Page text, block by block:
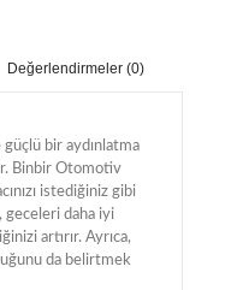
Değerlendirmeler (0)
bir aydınlatma
Binbir Otomotiv
istediğiniz gibi
geceleri daha iyi
artırır. Ayrıca,
da belirtmek